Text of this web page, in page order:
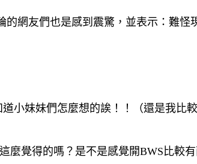
的網友們也是感到震驚，並表示：難怪
小妹妹們怎麼想的誒！！（還是我比
麼覺得的嗎？是不是感覺開BWS比較